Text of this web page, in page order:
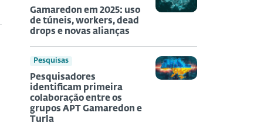
Gamaredon em 2025: uso
de túneis, workers, dead
drops e novas alianças
Pesquisas
Pesquisadores
identificam primeira
colaboração entre os
grupos APT Gamaredon e
Turla